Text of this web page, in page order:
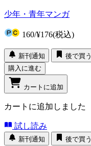
少年・青年マンガ
160/¥176(税込)
新刊通知
後で買う
購入に進む
カートに追加
カートに追加しました
試し読み
新刊通知 後で買う